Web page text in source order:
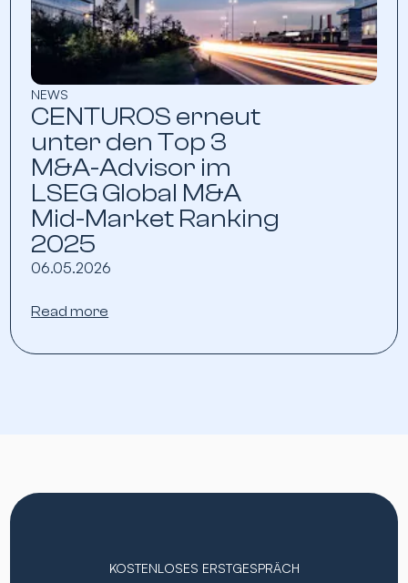
NEWS
CENTUROS erneut
unter den Top 3
M&A-Advisor im
LSEG Global M&A
Mid-Market Ranking
2025
06.05.2026
Read more
KOSTENLOSES ERSTGESPRÄCH